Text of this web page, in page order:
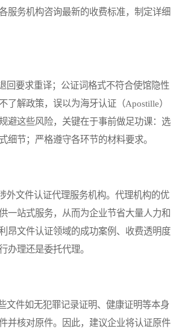
服务机构咨询最新的收费标准，制定详细
要求重译；公证词格式不符合使馆隐性
解政策，误以为海牙认证（Apostille）
避这些风险，关键在于事前做足功课：选
节；严格遵守各环节的材料要求。
文件认证代理服务机构。代理机构的优
一站式服务，从而为企业节省大量人力和
昂文件认证领域的成功案例、收费透明度
办理还是委托代理。
件如无犯罪记录证明、健康证明等本身
并核对原件。因此，建议企业将认证原件